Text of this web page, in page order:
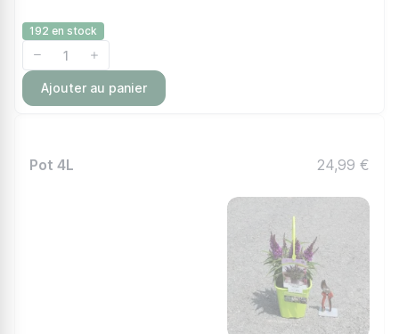
192 en stock
Ajouter au panier
Pot 4L 24,99 €